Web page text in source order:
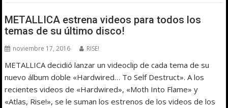
METALLICA estrena videos para todos los
temas de su último disco!
noviembre 17, 2016 RISE!
METALLICA decidió lanzar un videoclip de cada tema de su
nuevo álbum doble «Hardwired… To Self Destruct». A los
recientes videos de «Hardwired», «Moth Into Flame» y
«Atlas, Rise!», se le suman los estrenos de los videos de los